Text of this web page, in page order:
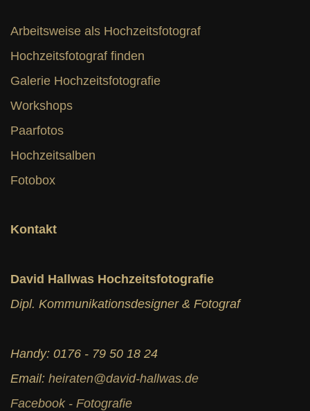
Arbeitsweise als Hochzeitsfotograf
Hochzeitsfotograf finden
Galerie Hochzeitsfotografie
Workshops
Paarfotos
Hochzeitsalben
Fotobox
Kontakt
David Hallwas Hochzeitsfotografie
Dipl. Kommunikationsdesigner & Fotograf
Handy: 0176 - 79 50 18 24
Email: heiraten@david-hallwas.de
Facebook - Fotografie